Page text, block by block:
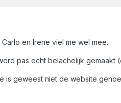
en Irene viel me wel mee.
pas echt belachelijk gemaakt
geweest niet de website